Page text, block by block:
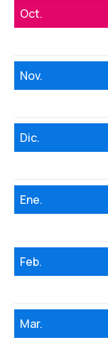
Oct.
Nov.
Dic.
Ene.
Feb.
Mar.